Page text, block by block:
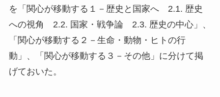
を「関心が移動する１－歴史と国家へ 2.1. 歴史
への視角 2.2. 国家・戦争論 2.3. 歴史の中心」、
「関心が移動する２－生命・動物・ヒトの行
動」、「関心が移動する３－その他」に分けて掲
げておいた。